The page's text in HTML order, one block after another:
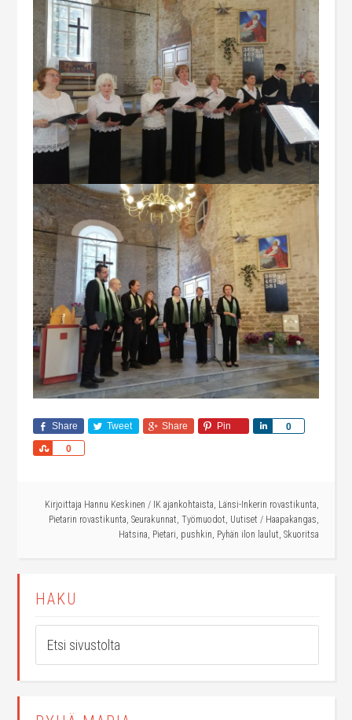
Share Tweet Share Pin 0
Share
0
Share
Kirjoittaja Hannu Keskinen / IK ajankohtaista Länsi-Inkerin rovastikunta
Pietarin rovastikunta Seurakunnat Työmuodot Uutiset / Haapakangas
Hatsina Pietari pushkin Pyhän ilon laulut Skuoritsa
HAKU